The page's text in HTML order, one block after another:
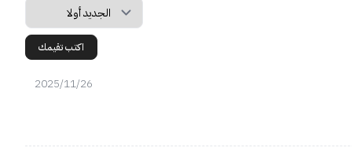
اكتب تقيمك
2025/11/26